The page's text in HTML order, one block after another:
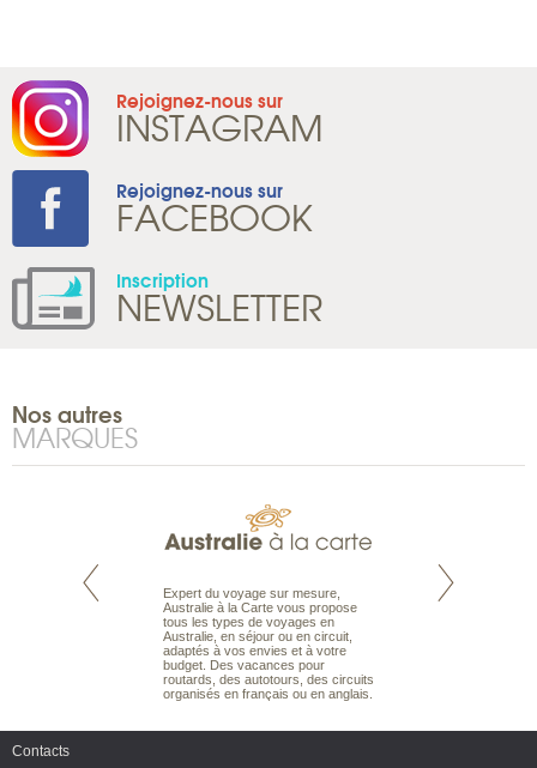
Rejoignez-nous sur
INSTAGRAM
Rejoignez-nous sur
FACEBOOK
Inscription
NEWSLETTER
Nos autres
MARQUES
est le spécialiste
Expert du voyage sur mesure,
Australie à la Carte vous propose
tous les types de voyages en
Australie, en séjour ou en circuit,
adaptés à vos envies et à votre
budget. Des vacances pour
routards, des autotours, des circuits
organisés en français ou en anglais.
Parce qu’ils sont
Contacts